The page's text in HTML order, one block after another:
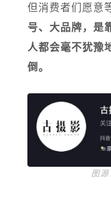
但消费者们愿意
号、大品牌，是
人都会毫不犹豫
倒。
图